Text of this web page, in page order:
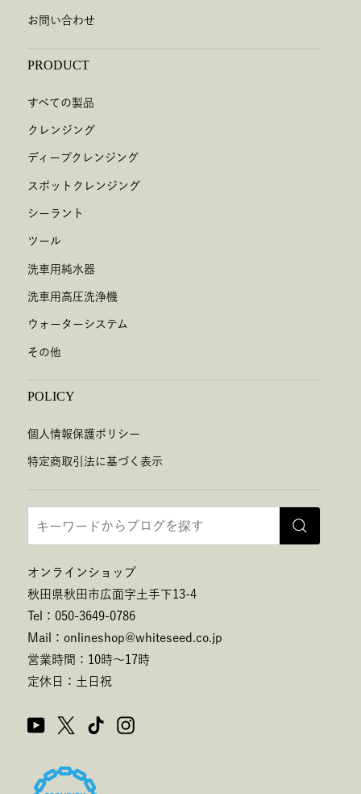
お問い合わせ
PRODUCT
すべての製品
クレンジング
ディープクレンジング
スポットクレンジング
シーラント
ツール
洗車用純水器
洗車用高圧洗浄機
ウォーターシステム
その他
POLICY
個人情報保護ポリシー
特定商取引法に基づく表示
オンラインショップ
秋田県秋田市広面字土手下13-4
Tel：050-3649-0786
Mail：onlineshop@whiteseed.co.jp
営業時間：10時～17時
定休日：土日祝